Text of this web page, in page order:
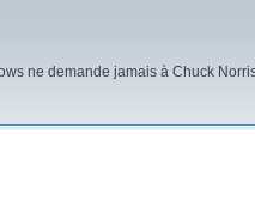
ne demande jamais à Chuck